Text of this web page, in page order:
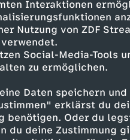
Interaktionen
Nutzung von ZDF
Social-Media-Tools
zu ermöglichen.
Daten speichern
erklärst du
benötigen. Oder du
du deine Zustimmung
dem
Die Wissenschaft
das